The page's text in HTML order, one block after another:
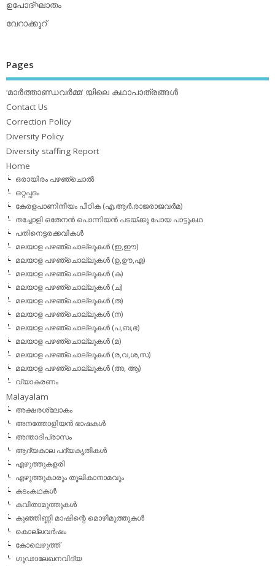
ഉപോദ്ഘാതം
വേറാക്കൂറ്
Pages
‘മാര്‍ത്താണ്ഡവര്‍മ്മ’ യിലെ കഥാപാത്രങ്ങള്‍
Contact Us
Correction Policy
Diversity Policy
Diversity staffing Report
Home
ഒരായിരം പഴഞ്ചൊല്‍
ഒറ്റപ്പദം
കേരളപാണിനീയം പീഠിക (എ.ആര്‍.രാജരാജവര്‍മ)
തച്ചോളി ഒതേനൻ പൊന്നിയൻ പടയ്‌ക്കു പോയ പാട്ടുകഥ
പതിനെട്ടരക്കവികള്‍
മലയാള പഴഞ്ചൊല്ലുകള്‍ (ഇ,ഈ)
മലയാള പഴഞ്ചൊല്ലുകള്‍ (ഉ,ഊ,എ)
മലയാള പഴഞ്ചൊല്ലുകള്‍ (ക)
മലയാള പഴഞ്ചൊല്ലുകള്‍ (ച)
മലയാള പഴഞ്ചൊല്ലുകള്‍ (ത)
മലയാള പഴഞ്ചൊല്ലുകള്‍ (ന)
മലയാള പഴഞ്ചൊല്ലുകള്‍ (പ,ബ,ഭ)
മലയാള പഴഞ്ചൊല്ലുകള്‍ (മ)
മലയാള പഴഞ്ചൊല്ലുകള്‍ (ര,വ,ശ,സ)
മലയാള പഴഞ്ചൊല്ലുകൾ (അ, ആ)
വ്യാകരണം
Malayalam
അക്ഷരശ്ലോകം
അനത്തോളിയന്‍ ഭാഷകള്‍
അന്താദിപ്രാസം
ആദ്യകാല പദ്യകൃതികള്‍
എഴുത്തുകളരി
എഴുത്തുകാരും തൂലികാനാമവും
കടംകഥകള്‍
കവിതാമുത്തുകള്‍
കുഞ്ഞിണ്ണി മാഷിന്റെ മൊഴിമുത്തുകള്‍
കൊല്ലവര്‍ഷം
കോലെഴുത്ത്
ഗൂഢാലേഖനവിദ്യ